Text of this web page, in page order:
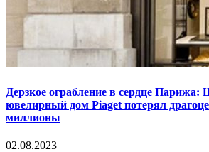
Дерзкое ограбление в сердце
ювелирный дом Piaget потерял
миллионы
02.08.2023